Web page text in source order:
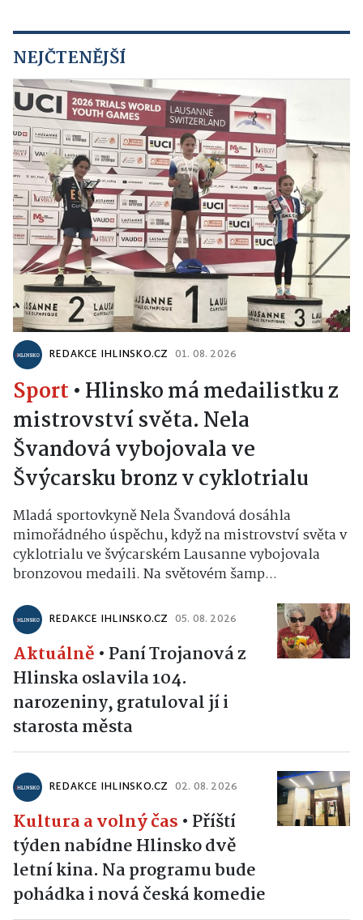
NEJČTENĚJŠÍ
REDAKCE IHLINSKO.CZ 01. 08. 2026
Sport • Hlinsko má medailistku z
mistrovství světa. Nela
Švandová vybojovala ve
Švýcarsku bronz v cyklotrialu
Mladá sportovkyně Nela Švandová dosáhla
mimořádného úspěchu, když na mistrovství světa v
cyklotrialu ve švýcarském Lausanne vybojovala
bronzovou medaili. Na světovém šamp...
REDAKCE IHLINSKO.CZ 05. 08. 2026
Aktuálně • Paní Trojanová z
Hlinska oslavila 104.
narozeniny, gratuloval jí i
starosta města
REDAKCE IHLINSKO.CZ 02. 08. 2026
Kultura a volný čas • Příští
týden nabídne Hlinsko dvě
letní kina. Na programu bude
pohádka i nová česká komedie